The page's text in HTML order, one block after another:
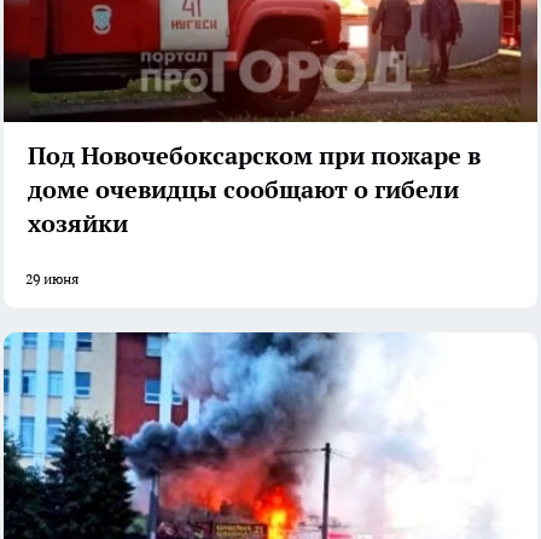
Под Новочебоксарском при пожаре в
доме очевидцы сообщают о гибели
хозяйки
29 июня